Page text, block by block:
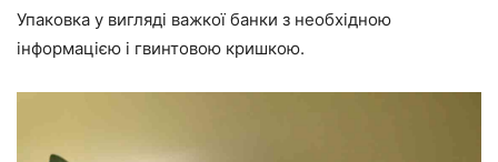
Упаковка у вигляді важкої банки з необхідною
інформацією і гвинтовою кришкою.